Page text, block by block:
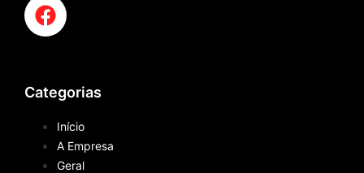
Categorias
Início
A Empresa
Geral